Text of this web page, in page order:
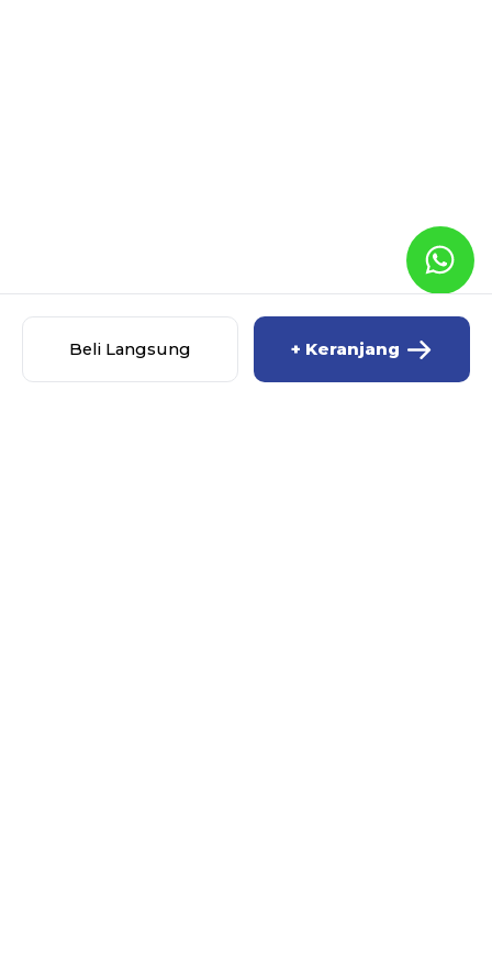
Beli Langsung + Keranjang